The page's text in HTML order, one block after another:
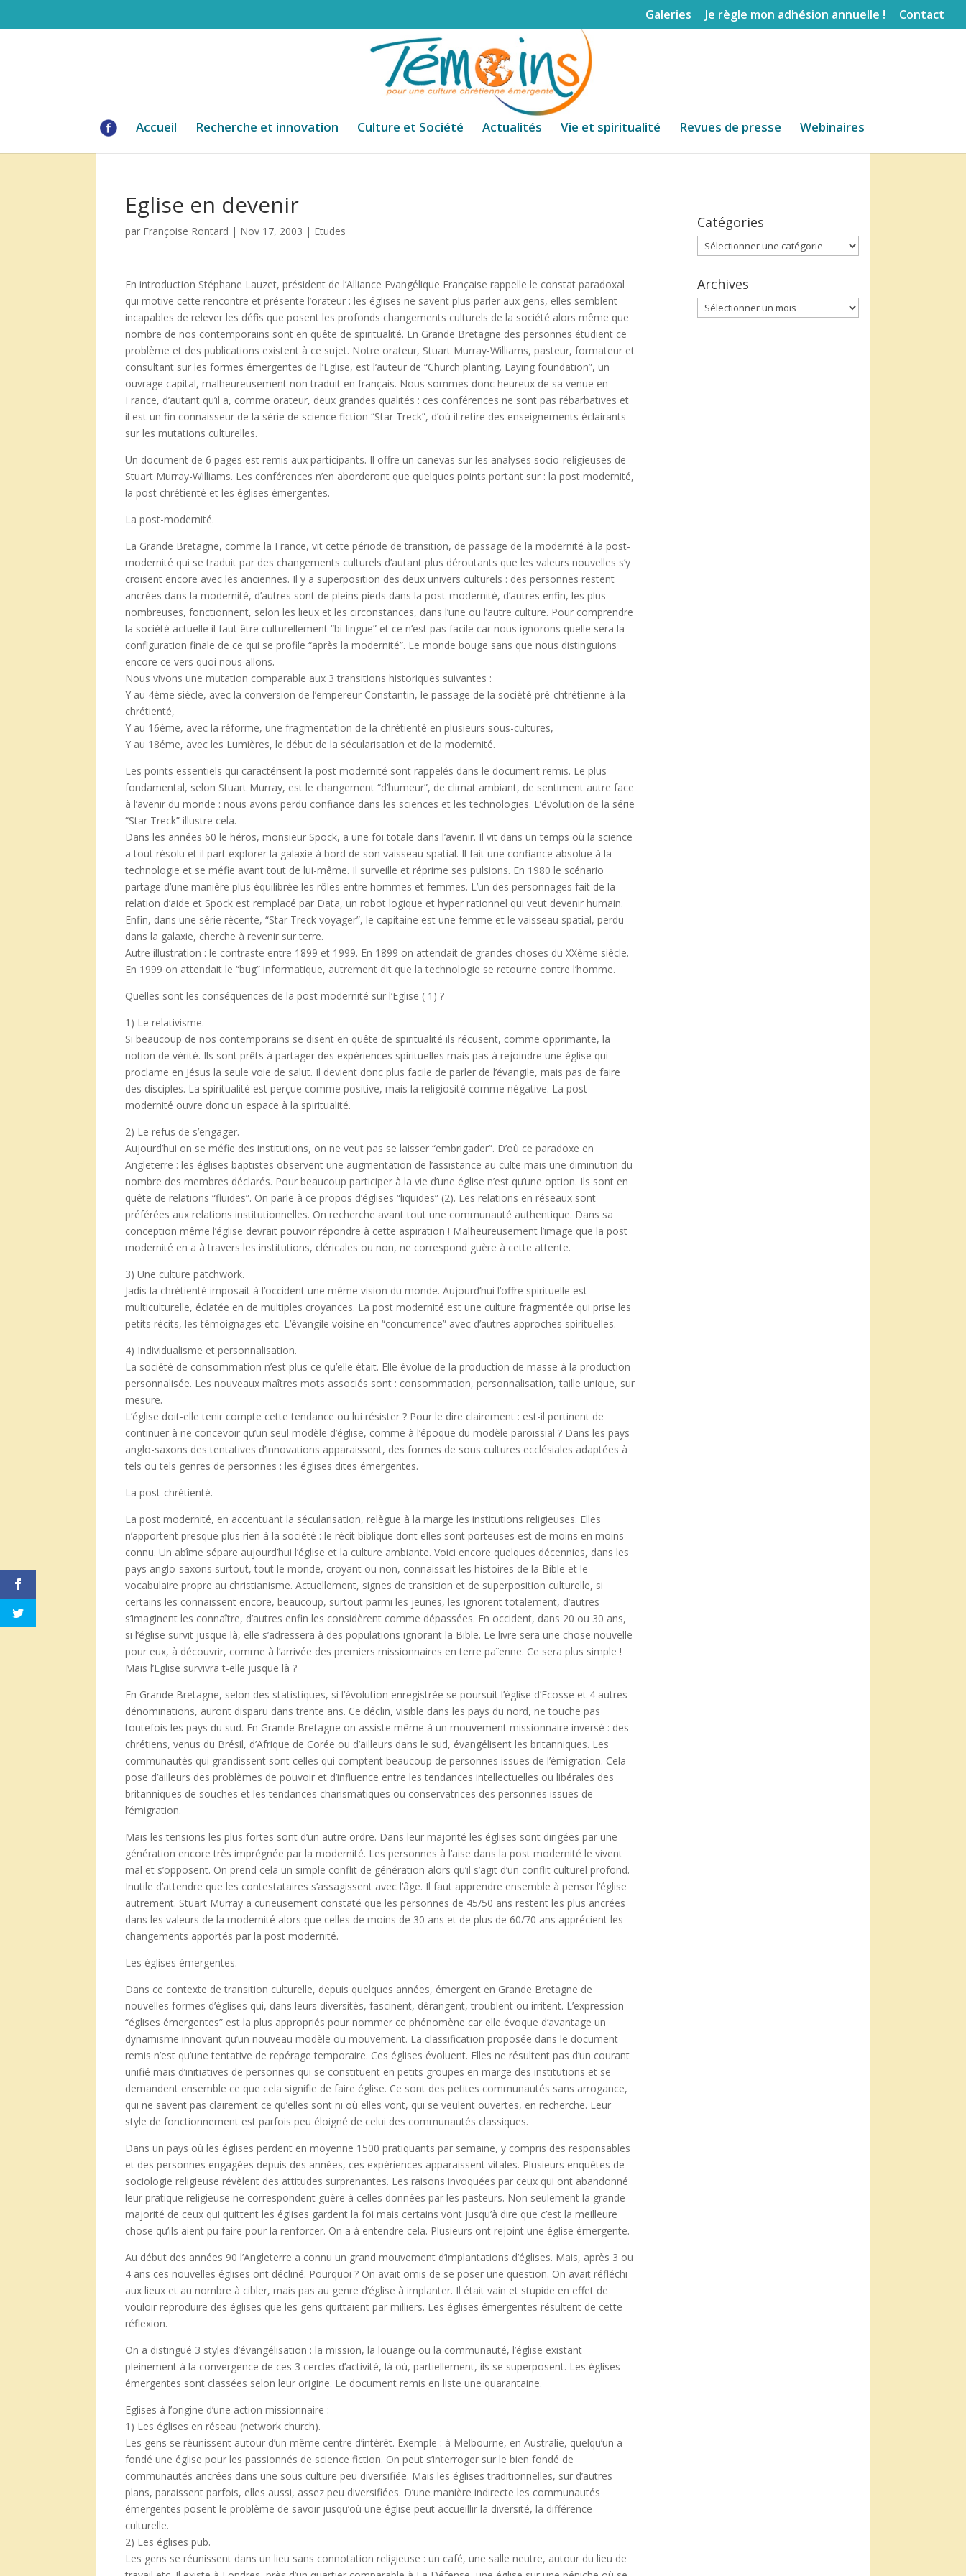
Galeries Je règle mon adhésion annuelle ! Contact
Accueil Recherche et innovation Culture et Société Actualités Vie et spiritualité Revues de presse Webinaires
Eglise en devenir
par Françoise Rontard | Nov 17, 2003 | Etudes
En introduction Stéphane Lauzet, président de l’Alliance Evangélique Française rappelle le constat paradoxal
qui motive cette rencontre et présente l’orateur : les églises ne savent plus parler aux gens, elles semblent
incapables de relever les défis que posent les profonds changements culturels de la société alors même que
nombre de nos contemporains sont en quête de spiritualité. En Grande Bretagne des personnes étudient ce
problème et des publications existent à ce sujet. Notre orateur, Stuart Murray-Williams, pasteur, formateur et
consultant sur les formes émergentes de l’Eglise, est l’auteur de “Church planting. Laying foundation”, un
ouvrage capital, malheureusement non traduit en français. Nous sommes donc heureux de sa venue en
France, d’autant qu’il a, comme orateur, deux grandes qualités : ces conférences ne sont pas rébarbatives et
il est un fin connaisseur de la série de science fiction “Star Treck”, d’où il retire des enseignements éclairants
sur les mutations culturelles.
Un document de 6 pages est remis aux participants. Il offre un canevas sur les analyses socio-religieuses de
Stuart Murray-Williams. Les conférences n’en aborderont que quelques points portant sur : la post modernité,
la post chrétienté et les églises émergentes.
La post-modernité.
La Grande Bretagne, comme la France, vit cette période de transition, de passage de la modernité à la post-
modernité qui se traduit par des changements culturels d’autant plus déroutants que les valeurs nouvelles s’y
croisent encore avec les anciennes. Il y a superposition des deux univers culturels : des personnes restent
ancrées dans la modernité, d’autres sont de pleins pieds dans la post-modernité, d’autres enfin, les plus
nombreuses, fonctionnent, selon les lieux et les circonstances, dans l’une ou l’autre culture. Pour comprendre
la société actuelle il faut être culturellement “bi-lingue” et ce n’est pas facile car nous ignorons quelle sera la
configuration finale de ce qui se profile “après la modernité”. Le monde bouge sans que nous distinguions
encore ce vers quoi nous allons.
Nous vivons une mutation comparable aux 3 transitions historiques suivantes :
Y au 4éme siècle, avec la conversion de l’empereur Constantin, le passage de la société pré-chtrétienne à la
chrétienté,
Y au 16éme, avec la réforme, une fragmentation de la chrétienté en plusieurs sous-cultures,
Y au 18éme, avec les Lumières, le début de la sécularisation et de la modernité.
Les points essentiels qui caractérisent la post modernité sont rappelés dans le document remis. Le plus
fondamental, selon Stuart Murray, est le changement “d’humeur”, de climat ambiant, de sentiment autre face
à l’avenir du monde : nous avons perdu confiance dans les sciences et les technologies. L’évolution de la série
“Star Treck” illustre cela.
Dans les années 60 le héros, monsieur Spock, a une foi totale dans l’avenir. Il vit dans un temps où la science
a tout résolu et il part explorer la galaxie à bord de son vaisseau spatial. Il fait une confiance absolue à la
technologie et se méfie avant tout de lui-même. Il surveille et réprime ses pulsions. En 1980 le scénario
partage d’une manière plus équilibrée les rôles entre hommes et femmes. L’un des personnages fait de la
relation d’aide et Spock est remplacé par Data, un robot logique et hyper rationnel qui veut devenir humain.
Enfin, dans une série récente, “Star Treck voyager”, le capitaine est une femme et le vaisseau spatial, perdu
dans la galaxie, cherche à revenir sur terre.
Autre illustration : le contraste entre 1899 et 1999. En 1899 on attendait de grandes choses du XXème siècle.
En 1999 on attendait le “bug” informatique, autrement dit que la technologie se retourne contre l’homme.
Quelles sont les conséquences de la post modernité sur l’Eglise ( 1) ?
1) Le relativisme.
Si beaucoup de nos contemporains se disent en quête de spiritualité ils récusent, comme opprimante, la
notion de vérité. Ils sont prêts à partager des expériences spirituelles mais pas à rejoindre une église qui
proclame en Jésus la seule voie de salut. Il devient donc plus facile de parler de l’évangile, mais pas de faire
des disciples. La spiritualité est perçue comme positive, mais la religiosité comme négative. La post
modernité ouvre donc un espace à la spiritualité.
2) Le refus de s’engager.
Aujourd’hui on se méfie des institutions, on ne veut pas se laisser “embrigader”. D’où ce paradoxe en
Angleterre : les églises baptistes observent une augmentation de l’assistance au culte mais une diminution du
nombre des membres déclarés. Pour beaucoup participer à la vie d’une église n’est qu’une option. Ils sont en
quête de relations “fluides”. On parle à ce propos d’églises “liquides” (2). Les relations en réseaux sont
préférées aux relations institutionnelles. On recherche avant tout une communauté authentique. Dans sa
conception même l’église devrait pouvoir répondre à cette aspiration ! Malheureusement l’image que la post
modernité en a à travers les institutions, cléricales ou non, ne correspond guère à cette attente.
3) Une culture patchwork.
Jadis la chrétienté imposait à l’occident une même vision du monde. Aujourd’hui l’offre spirituelle est
multiculturelle, éclatée en de multiples croyances. La post modernité est une culture fragmentée qui prise les
petits récits, les témoignages etc. L’évangile voisine en “concurrence” avec d’autres approches spirituelles.
4) Individualisme et personnalisation.
La société de consommation n’est plus ce qu’elle était. Elle évolue de la production de masse à la production
personnalisée. Les nouveaux maîtres mots associés sont : consommation, personnalisation, taille unique, sur
mesure.
L’église doit-elle tenir compte cette tendance ou lui résister ? Pour le dire clairement : est-il pertinent de
continuer à ne concevoir qu’un seul modèle d’église, comme à l’époque du modèle paroissial ? Dans les pays
anglo-saxons des tentatives d’innovations apparaissent, des formes de sous cultures ecclésiales adaptées à
tels ou tels genres de personnes : les églises dites émergentes.
La post-chrétienté.
La post modernité, en accentuant la sécularisation, relègue à la marge les institutions religieuses. Elles
n’apportent presque plus rien à la société : le récit biblique dont elles sont porteuses est de moins en moins
connu. Un abîme sépare aujourd’hui l’église et la culture ambiante. Voici encore quelques décennies, dans les
pays anglo-saxons surtout, tout le monde, croyant ou non, connaissait les histoires de la Bible et le
vocabulaire propre au christianisme. Actuellement, signes de transition et de superposition culturelle, si
certains les connaissent encore, beaucoup, surtout parmi les jeunes, les ignorent totalement, d’autres
s’imaginent les connaître, d’autres enfin les considèrent comme dépassées. En occident, dans 20 ou 30 ans,
si l’église survit jusque là, elle s’adressera à des populations ignorant la Bible. Le livre sera une chose nouvelle
pour eux, à découvrir, comme à l’arrivée des premiers missionnaires en terre païenne. Ce sera plus simple !
Mais l’Eglise survivra t-elle jusque là ?
En Grande Bretagne, selon des statistiques, si l’évolution enregistrée se poursuit l’église d’Ecosse et 4 autres
dénominations, auront disparu dans trente ans. Ce déclin, visible dans les pays du nord, ne touche pas
toutefois les pays du sud. En Grande Bretagne on assiste même à un mouvement missionnaire inversé : des
chrétiens, venus du Brésil, d’Afrique de Corée ou d’ailleurs dans le sud, évangélisent les britanniques. Les
communautés qui grandissent sont celles qui comptent beaucoup de personnes issues de l’émigration. Cela
pose d’ailleurs des problèmes de pouvoir et d’influence entre les tendances intellectuelles ou libérales des
britanniques de souches et les tendances charismatiques ou conservatrices des personnes issues de
l’émigration.
Mais les tensions les plus fortes sont d’un autre ordre. Dans leur majorité les églises sont dirigées par une
génération encore très imprégnée par la modernité. Les personnes à l’aise dans la post modernité le vivent
mal et s’opposent. On prend cela un simple conflit de génération alors qu’il s’agit d’un conflit culturel profond.
Inutile d’attendre que les contestataires s’assagissent avec l’âge. Il faut apprendre ensemble à penser l’église
autrement. Stuart Murray a curieusement constaté que les personnes de 45/50 ans restent les plus ancrées
dans les valeurs de la modernité alors que celles de moins de 30 ans et de plus de 60/70 ans apprécient les
changements apportés par la post modernité.
Les églises émergentes.
Dans ce contexte de transition culturelle, depuis quelques années, émergent en Grande Bretagne de
nouvelles formes d’églises qui, dans leurs diversités, fascinent, dérangent, troublent ou irritent. L’expression
“églises émergentes” est la plus appropriés pour nommer ce phénomène car elle évoque d’avantage un
dynamisme innovant qu’un nouveau modèle ou mouvement. La classification proposée dans le document
remis n’est qu’une tentative de repérage temporaire. Ces églises évoluent. Elles ne résultent pas d’un courant
unifié mais d’initiatives de personnes qui se constituent en petits groupes en marge des institutions et se
demandent ensemble ce que cela signifie de faire église. Ce sont des petites communautés sans arrogance,
qui ne savent pas clairement ce qu’elles sont ni où elles vont, qui se veulent ouvertes, en recherche. Leur
style de fonctionnement est parfois peu éloigné de celui des communautés classiques.
Dans un pays où les églises perdent en moyenne 1500 pratiquants par semaine, y compris des responsables
et des personnes engagées depuis des années, ces expériences apparaissent vitales. Plusieurs enquêtes de
sociologie religieuse révèlent des attitudes surprenantes. Les raisons invoquées par ceux qui ont abandonné
leur pratique religieuse ne correspondent guère à celles données par les pasteurs. Non seulement la grande
majorité de ceux qui quittent les églises gardent la foi mais certains vont jusqu’à dire que c’est la meilleure
chose qu’ils aient pu faire pour la renforcer. On a à entendre cela. Plusieurs ont rejoint une église émergente.
Au début des années 90 l’Angleterre a connu un grand mouvement d’implantations d’églises. Mais, après 3 ou
4 ans ces nouvelles églises ont décliné. Pourquoi ? On avait omis de se poser une question. On avait réfléchi
aux lieux et au nombre à cibler, mais pas au genre d’église à implanter. Il était vain et stupide en effet de
vouloir reproduire des églises que les gens quittaient par milliers. Les églises émergentes résultent de cette
réflexion.
On a distingué 3 styles d’évangélisation : la mission, la louange ou la communauté, l’église existant
pleinement à la convergence de ces 3 cercles d’activité, là où, partiellement, ils se superposent. Les églises
émergentes sont classées selon leur origine. Le document remis en liste une quarantaine.
Eglises à l’origine d’une action missionnaire :
1) Les églises en réseau (network church).
Les gens se réunissent autour d’un même centre d’intérêt. Exemple : à Melbourne, en Australie, quelqu’un a
fondé une église pour les passionnés de science fiction. On peut s’interroger sur le bien fondé de
communautés ancrées dans une sous culture peu diversifiée. Mais les églises traditionnelles, sur d’autres
plans, paraissent parfois, elles aussi, assez peu diversifiées. D’une manière indirecte les communautés
émergentes posent le problème de savoir jusqu’où une église peut accueillir la diversité, la différence
culturelle.
2) Les églises pub.
Les gens se réunissent dans un lieu sans connotation religieuse : un café, une salle neutre, autour du lieu de
Catégories
Catégories
Archives
Archives